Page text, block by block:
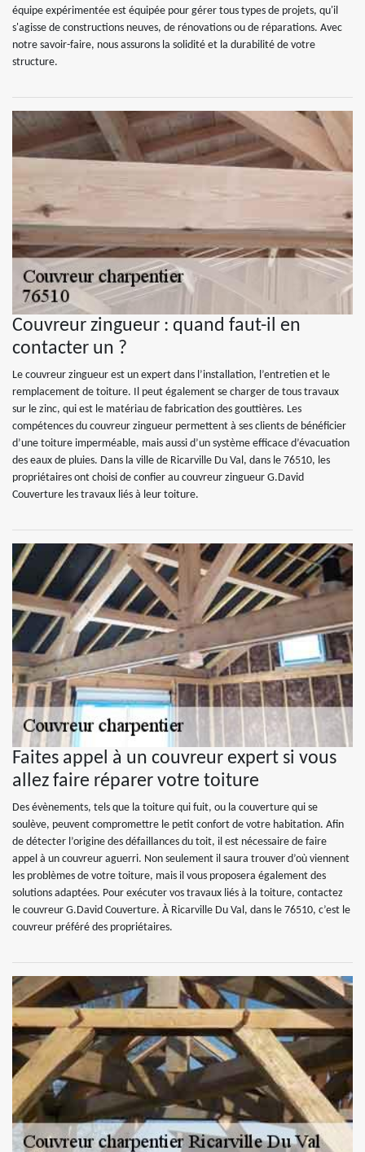
équipe expérimentée est équipée pour gérer tous types de projets, qu'il
s'agisse de constructions neuves, de rénovations ou de réparations. Avec
notre savoir-faire, nous assurons la solidité et la durabilité de votre
structure.
Couvreur zingueur : quand faut-il en
contacter un ?
Le couvreur zingueur est un expert dans l’installation, l’entretien et le
remplacement de toiture. Il peut également se charger de tous travaux
sur le zinc, qui est le matériau de fabrication des gouttières. Les
compétences du couvreur zingueur permettent à ses clients de bénéficier
d’une toiture imperméable, mais aussi d’un système efficace d’évacuation
des eaux de pluies. Dans la ville de Ricarville Du Val, dans le 76510, les
propriétaires ont choisi de confier au couvreur zingueur G.David
Couverture les travaux liés à leur toiture.
Faites appel à un couvreur expert si vous
allez faire réparer votre toiture
Des évènements, tels que la toiture qui fuit, ou la couverture qui se
soulève, peuvent compromettre le petit confort de votre habitation. Afin
de détecter l’origine des défaillances du toit, il est nécessaire de faire
appel à un couvreur aguerri. Non seulement il saura trouver d’où viennent
les problèmes de votre toiture, mais il vous proposera également des
solutions adaptées. Pour exécuter vos travaux liés à la toiture, contactez
le couvreur G.David Couverture. À Ricarville Du Val, dans le 76510, c’est le
couvreur préféré des propriétaires.